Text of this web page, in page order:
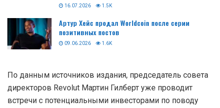
16.07.2026 1.5K
Артур Хейс продал Worldcoin после серии
позитивных постов
09.06.2026 1.6K
По данным источников издания, председатель совета
директоров Revolut Мартин Гилберт уже проводит
встречи с потенциальными инвесторами по поводу